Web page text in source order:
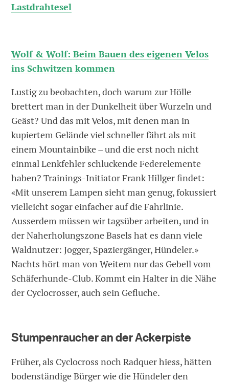
Lastdrahtesel
Wolf & Wolf: Beim Bauen des eigenen Velos
ins Schwitzen kommen
Lustig zu beobachten, doch warum zur Hölle
brettert man in der Dunkelheit über Wurzeln und
Geäst? Und das mit Velos, mit denen man in
kupiertem Gelände viel schneller fährt als mit
einem Mountainbike – und die erst noch nicht
einmal Lenkfehler schluckende Federelemente
haben? Trainings-Initiator Frank Hillger findet:
«Mit unserem Lampen sieht man genug, fokussiert
vielleicht sogar einfacher auf die Fahrlinie.
Ausserdem müssen wir tagsüber arbeiten, und in
der Naherholungszone Basels hat es dann viele
Waldnutzer: Jogger, Spaziergänger, Hündeler.»
Nachts hört man von Weitem nur das Gebell vom
Schäferhunde-Club. Kommt ein Halter in die Nähe
der Cyclocrosser, auch sein Gefluche.
Stumpenraucher an der Ackerpiste
Früher, als Cyclocross noch Radquer hiess, hätten
bodenständige Bürger wie die Hündeler den